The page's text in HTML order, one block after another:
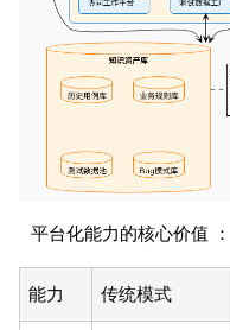
平台化能力的核心价值 ：
能力 传统模式